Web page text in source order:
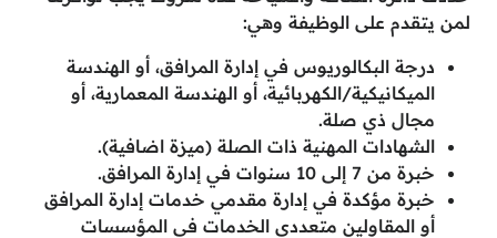
لمن يتقدم على الوظيفة وهي:
درجة البكالوريوس في إدارة المرافق، أو الهندسة
الميكانيكية/الكهربائية، أو الهندسة المعمارية، أو
مجال ذي صلة.
الشهادات المهنية ذات الصلة (ميزة اضافية).
خبرة من 7 إلى 10 سنوات في إدارة المرافق.
خبرة مؤكدة في إدارة مقدمي خدمات إدارة المرافق
أو المقاولين متعددي الخدمات في المؤسسات